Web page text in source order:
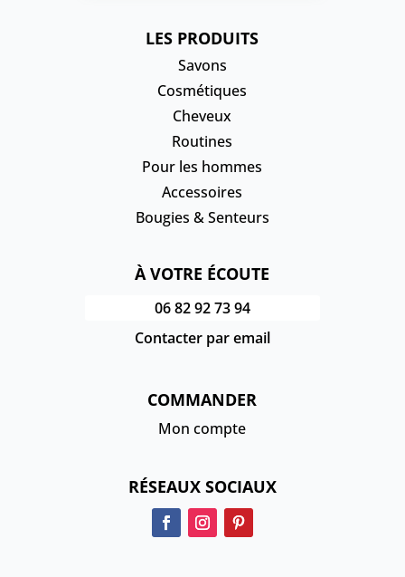
LES PRODUITS
Savons
Cosmétiques
Cheveux
Routines
Pour les hommes
Accessoires
Bougies & Senteurs
À VOTRE ÉCOUTE
06 82 92 73 94
Contacter par email
COMMANDER
Mon compte
RÉSEAUX SOCIAUX